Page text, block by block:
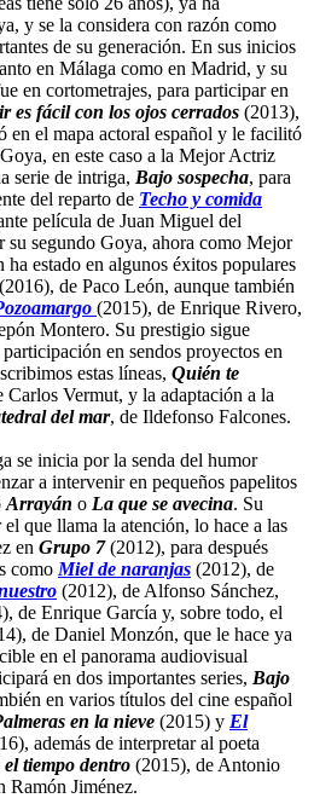
y se la considera con razón como
de su generación. En sus inicios
en Málaga como en Madrid, y su
en cortometrajes, para participar en
es fácil con los ojos cerrados (2013),
en el mapa actoral español y le facilitó
en este caso a la Mejor Actriz
serie de intriga, Bajo sospecha, para
del reparto de Techo y comida
película de Juan Miguel del
su segundo Goya, ahora como Mejor
estado en algunos éxitos populares
(2016), de Paco León, aunque también
(2015), de Enrique Rivero,
Montero. Su prestigio sigue
en sendos proyectos en
estas líneas, Quién te
Carlos Vermut, y la adaptación a la
del mar, de Ildefonso Falcones.
se inicia por la senda del humor
a intervenir en pequeños papelitos
Arrayán o La que se avecina. Su
que llama la atención, lo hace a las
en Grupo 7(2012), para después
como Miel de naranjas (2012), de
(2012), de Alfonso Sánchez,
de Enrique García y, sobre todo, el
de Daniel Monzón, que le hace ya
en el panorama audiovisual
en dos importantes series, Bajo
en varios títulos del cine español
en la nieve (2015) y El
además de interpretar al poeta
tiempo dentro (2015), de Antonio
Ramón Jiménez.